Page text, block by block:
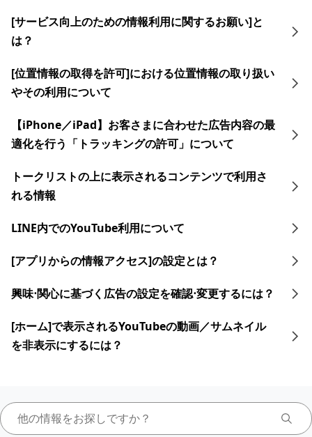
[サービス向上のための情報利用に関するお願い]と
は？
[位置情報の取得を許可]における位置情報の取り扱い
やその利用について
【iPhone／iPad】お客さまに合わせた広告内容の最
適化を行う「トラッキングの許可」について
トークリストの上に表示されるコンテンツで利用さ
れる情報
LINE内でのYouTube利用について
[アプリからの情報アクセス]の設定とは？
興味⋅関心に​基づく​広告の​設定を​確認⋅変更するには？​
[ホーム]で表示されるYouTubeの動画／サムネイル
を非表示にするには？